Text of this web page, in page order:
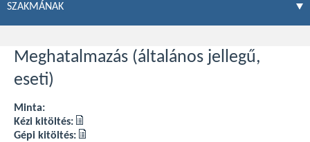
SZAKMÁNAK
Meghatalmazás (általános jellegű,
eseti)
Minta:
Kézi kitöltés:
Gépi kitöltés: